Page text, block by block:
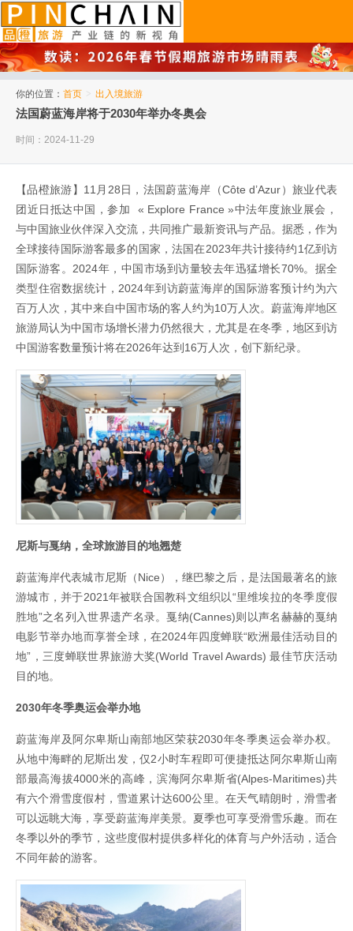
你的位置： 首页 > 出入境旅游
法国蔚蓝海岸将于2030年举办冬奥会
时间：2024-11-29
【品橙旅游】11月28日，法国蔚蓝海岸（Côte d’Azur）旅业代表
团近日抵达中国，参加 « Explore France »中法年度旅业展会，
与中国旅业伙伴深入交流，共同推广最新资讯与产品。据悉，作为
全球接待国际游客最多的国家，法国在2023年共计接待约1亿到访
国际游客。2024年，中国市场到访量较去年迅猛增长70%。据全
类型住宿数据统计，2024年到访蔚蓝海岸的国际游客预计约为六
百万人次，其中来自中国市场的客人约为10万人次。蔚蓝海岸地区
旅游局认为中国市场增长潜力仍然很大，尤其是在冬季，地区到访
中国游客数量预计将在2026年达到16万人次，创下新纪录。
尼斯与戛纳，全球旅游目的地翘楚
蔚蓝海岸代表城市尼斯（Nice），继巴黎之后，是法国最著名的旅
游城市，并于2021年被联合国教科文组织以“里维埃拉的冬季度假
胜地”之名列入世界遗产名录。戛纳(Cannes)则以声名赫赫的戛纳
电影节举办地而享誉全球，在2024年四度蝉联“欧洲最佳活动目的
地”，三度蝉联世界旅游大奖(World Travel Awards) 最佳节庆活动
目的地。
2030年冬季奥运会举办地
蔚蓝海岸及阿尔卑斯山南部地区荣获2030年冬季奥运会举办权。
从地中海畔的尼斯出发，仅2小时车程即可便捷抵达阿尔卑斯山南
部最高海拔4000米的高峰，滨海阿尔卑斯省(Alpes-Maritimes)共
有六个滑雪度假村，雪道累计达600公里。在天气晴朗时，滑雪者
可以远眺大海，享受蔚蓝海岸美景。夏季也可享受滑雪乐趣。而在
冬季以外的季节，这些度假村提供多样化的体育与户外活动，适合
不同年龄的游客。